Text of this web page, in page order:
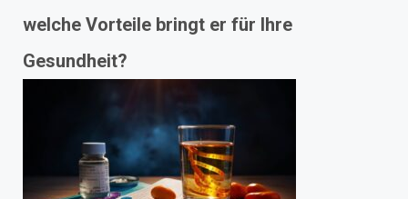
welche Vorteile bringt er für Ihre
Gesundheit?